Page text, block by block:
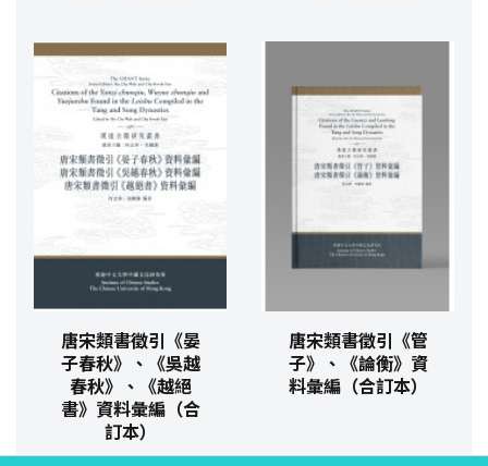
唐宋類書徵引《晏
子春秋》、《吳越
春秋》、《越絕
書》資料彙編（合
訂本）
唐宋類書徵引《管
子》、《論衡》資
料彙編（合訂本）